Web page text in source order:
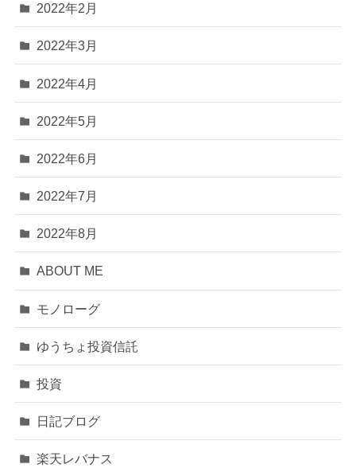
2022年2月
2022年3月
2022年4月
2022年5月
2022年6月
2022年7月
2022年8月
ABOUT ME
モノローグ
ゆうちょ投資信託
投資
日記ブログ
楽天レバナス